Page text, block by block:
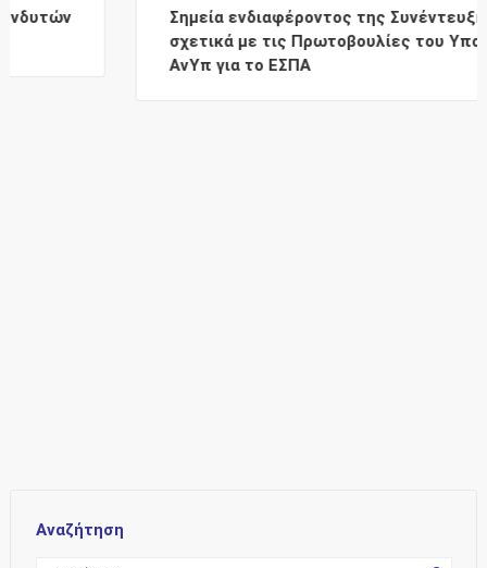
Σημεία ενδιαφέροντος της Συνέντευξης Τύπου
σχετικά με τις Πρωτοβουλίες του Υπουργείου
ΑνΥπ για το ΕΣΠΑ
Αναζήτηση